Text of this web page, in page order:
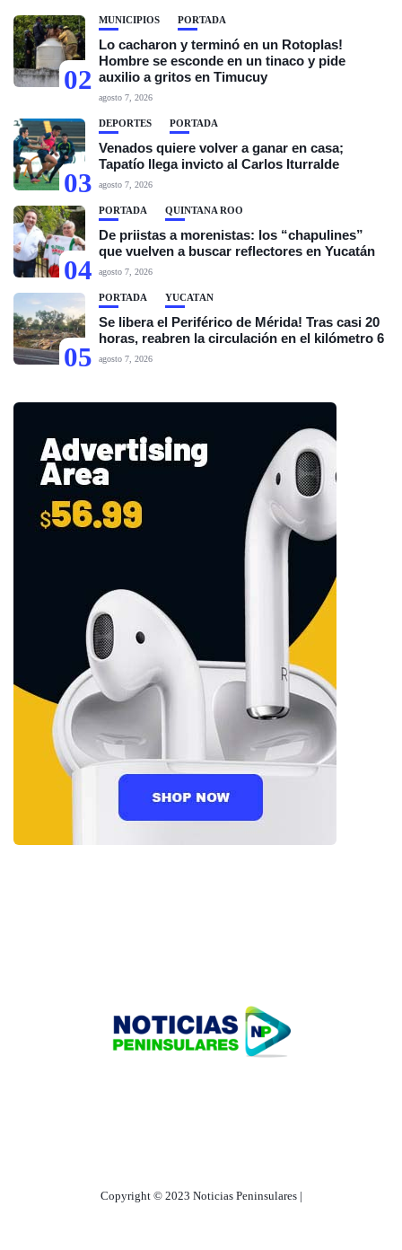
02
MUNICIPIOS PORTADA
Lo cacharon y terminó en un Rotoplas!
Hombre se esconde en un tinaco y pide
auxilio a gritos en Timucuy
agosto 7, 2026
03
DEPORTES PORTADA
Venados quiere volver a ganar en casa;
Tapatío llega invicto al Carlos Iturralde
agosto 7, 2026
04
PORTADA QUINTANA ROO
De priistas a morenistas: los “chapulines”
que vuelven a buscar reflectores en Yucatán
agosto 7, 2026
05
PORTADA YUCATÁN
Se libera el Periférico de Mérida! Tras casi 20
horas, reabren la circulación en el kilómetro 6
agosto 7, 2026
Copyright © 2023 Noticias Peninsulares |